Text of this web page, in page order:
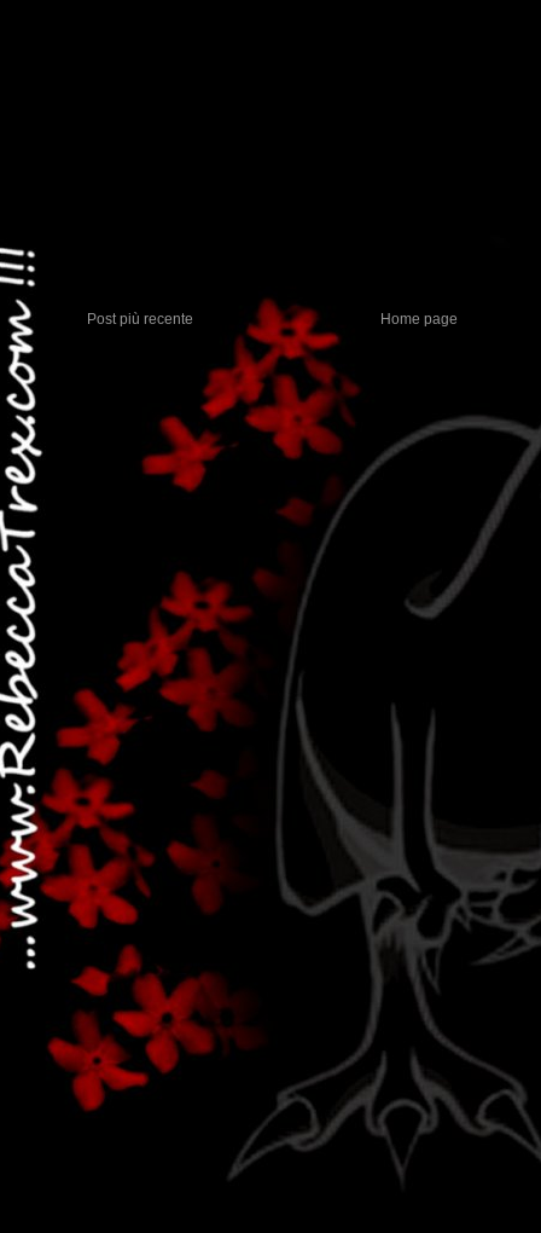
Post più recente Home page